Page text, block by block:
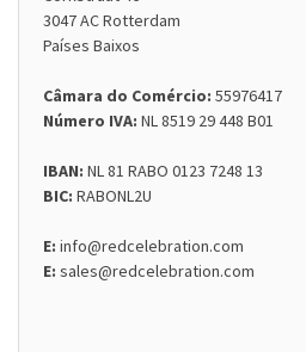
3047 AC Rotterdam
Países Baixos
Câmara do Comércio: 55976417
Número IVA: NL 8519 29 448 B01
IBAN: NL 81 RABO 0123 7248 13
BIC: RABONL2U
E: info@redcelebration.com
E: sales@redcelebration.com